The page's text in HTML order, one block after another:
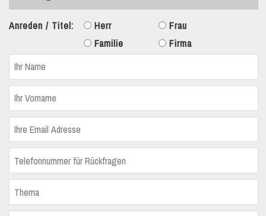
Anreden / Titel: Herr
Frau
Familie
Firma